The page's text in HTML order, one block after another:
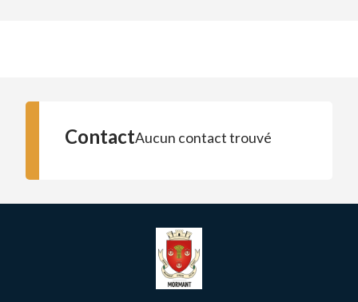
ContactAucun contact trouvé